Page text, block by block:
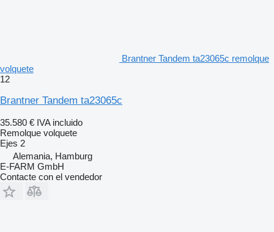
Brantner Tandem ta23065c remolque
volquete
12
Brantner Tandem ta23065c
35.580 € IVA incluido
Remolque volquete
Ejes 2
Alemania, Hamburg
E-FARM GmbH
Contacte con el vendedor